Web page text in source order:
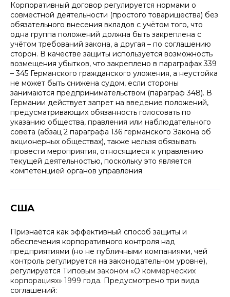
Корпоративный договор регулируется нормами о
совместной деятельности (простого товарищества) без
обязательного внесения вкладов с учётом того, что
одна группа положений должна быть закреплена с
учётом требований закона, а другая – по соглашению
сторон. В качестве защиты используется возможность
возмещения убытков, что закреплено в параграфах 339
– 345 Германского гражданского уложения, а неустойка
не может быть снижена судом, если стороны
занимаются предпринимательством (параграф 348). В
Германии действует запрет на введение положений,
предусматривающих обязанность голосовать по
указанию общества, правления или наблюдательного
совета (абзац 2 параграфа 136 германского Закона об
акционерных обществах), также нельзя обязывать
провести мероприятия, относящиеся к управлению
текущей деятельностью, поскольку это является
компетенцией органов управления
США
Признаётся как эффективный способ защиты и
обеспечения корпоративного контроля над
предприятиями (но не публичными компаниями, чей
контроль регулируется на законодательном уровне),
регулируется Типовым законом «О коммерческих
корпорациях» 1999 года. Предусмотрено три вида
соглашений: